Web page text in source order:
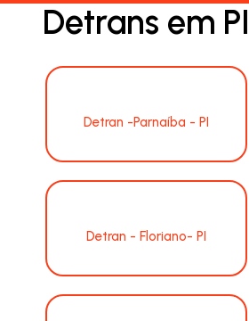
Detrans em PI
Detran -Parnaíba - PI
Detran - Floriano- PI